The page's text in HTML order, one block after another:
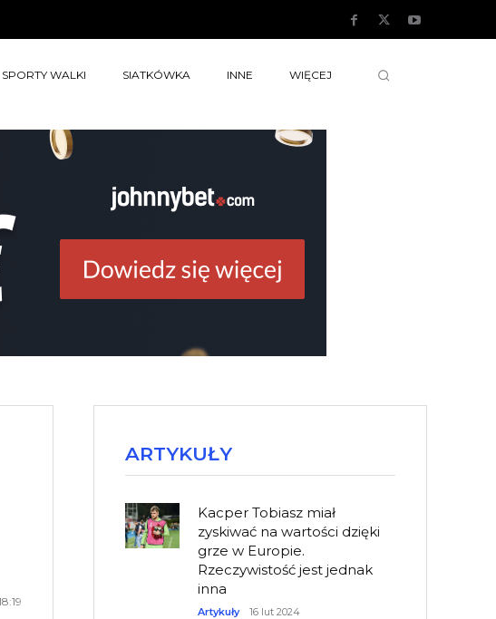
SPORTY WALKI SIATKÓWKA INNE WIĘCEJ
ARTYKUŁY
Kacper Tobiasz miał
zyskiwać na wartości dzięki
grze w Europie.
Rzeczywistość jest jednak
inna
Artykuły 16 lut 2024